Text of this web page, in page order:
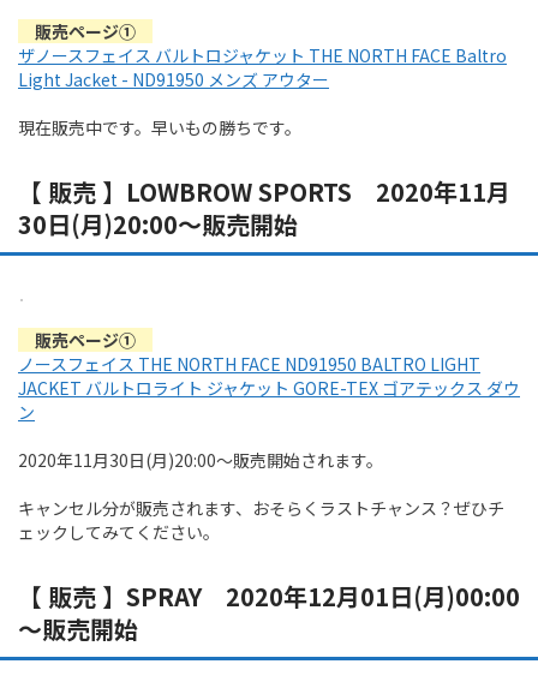
販売ページ①
ザノースフェイス バルトロジャケット THE NORTH FACE Baltro
Light Jacket - ND91950 メンズ アウター
現在販売中です。早いもの勝ちです。
【 販売 】LOWBROW SPORTS 2020年11月
30日(月)20:00～販売開始
販売ページ①
ノースフェイス THE NORTH FACE ND91950 BALTRO LIGHT
JACKET バルトロライト ジャケット GORE-TEX ゴアテックス ダウ
ン
2020年11月30日(月)20:00～販売開始されます。
キャンセル分が販売されます、おそらくラストチャンス？ぜひチ
ェックしてみてください。
【 販売 】SPRAY 2020年12月01日(月)00:00
～販売開始